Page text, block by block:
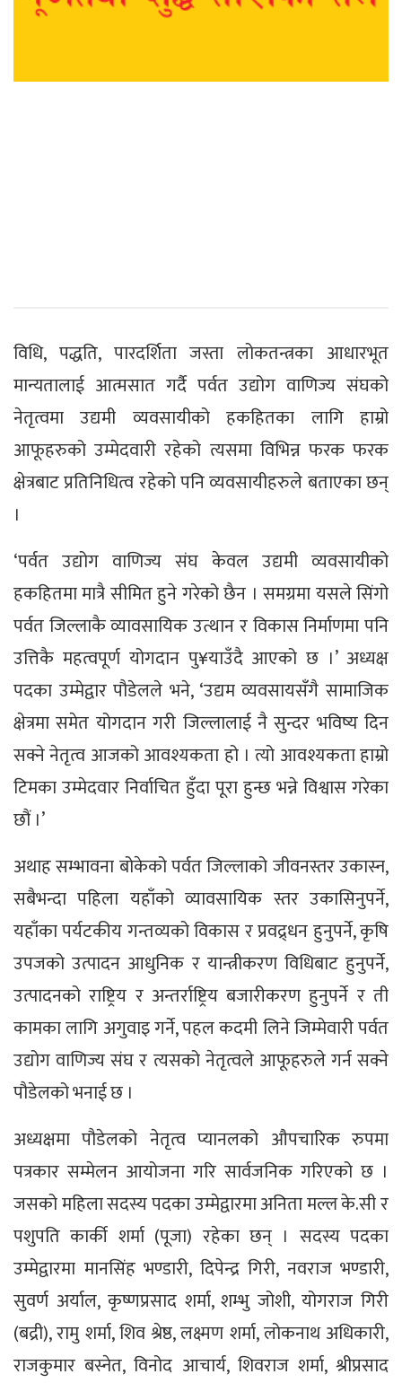
विधि, पद्धति, पारदर्शिता जस्ता लोकतन्त्रका आधारभूत
मान्यतालाई आत्मसात गर्दै पर्वत उद्योग वाणिज्य संघको
नेतृत्वमा उद्यमी व्यवसायीको हकहितका लागि हाम्रो
आफूहरुको उम्मेदवारी रहेको त्यसमा विभिन्न फरक फरक
क्षेत्रबाट प्रतिनिधित्व रहेको पनि व्यवसायीहरुले बताएका छन्
।
‘पर्वत उद्योग वाणिज्य संघ केवल उद्यमी व्यवसायीको
हकहितमा मात्रै सीमित हुने गरेको छैन । समग्रमा यसले सिंगो
पर्वत जिल्लाकै व्यावसायिक उत्थान र विकास निर्माणमा पनि
उत्तिकै महत्वपूर्ण योगदान पु¥याउँदै आएको छ ।’ अध्यक्ष
पदका उम्मेद्वार पौडेलले भने, ‘उद्यम व्यवसायसँगै सामाजिक
क्षेत्रमा समेत योगदान गरी जिल्लालाई नै सुन्दर भविष्य दिन
सक्ने नेतृत्व आजको आवश्यकता हो । त्यो आवश्यकता हाम्रो
टिमका उम्मेदवार निर्वाचित हुँदा पूरा हुन्छ भन्ने विश्वास गरेका
छौं ।’
अथाह सम्भावना बोकेको पर्वत जिल्लाको जीवनस्तर उकास्न,
सबैभन्दा पहिला यहाँको व्यावसायिक स्तर उकासिनुपर्ने,
यहाँका पर्यटकीय गन्तव्यको विकास र प्रवद्र्धन हुनुपर्ने, कृषि
उपजको उत्पादन आधुनिक र यान्त्रीकरण विधिबाट हुनुपर्ने,
उत्पादनको राष्ट्रिय र अन्तर्राष्ट्रिय बजारीकरण हुनुपर्ने र ती
कामका लागि अगुवाइ गर्ने, पहल कदमी लिने जिम्मेवारी पर्वत
उद्योग वाणिज्य संघ र त्यसको नेतृत्वले आफूहरुले गर्न सक्ने
पौडेलको भनाई छ ।
अध्यक्षमा पौडेलको नेतृत्व प्यानलको औपचारिक रुपमा
पत्रकार सम्मेलन आयोजना गरि सार्वजनिक गरिएको छ ।
जसको महिला सदस्य पदका उम्मेद्वारमा अनिता मल्ल के.सी र
पशुपति कार्की शर्मा (पूजा) रहेका छन् । सदस्य पदका
उम्मेद्वारमा मानसिंह भण्डारी, दिपेन्द्र गिरी, नवराज भण्डारी,
सुवर्ण अर्याल, कृष्णप्रसाद शर्मा, शम्भु जोशी, योगराज गिरी
(बद्री), रामु शर्मा, शिव श्रेष्ठ, लक्ष्मण शर्मा, लोकनाथ अधिकारी,
राजकुमार बस्नेत, विनोद आचार्य, शिवराज शर्मा, श्रीप्रसाद